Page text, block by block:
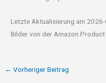
Letzte Aktualisierung am
Bilder von der Amazon
← Vorheriger Beitrag